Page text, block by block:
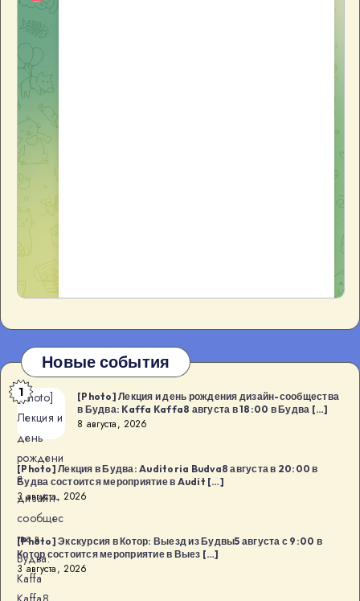
Новые события
[Photo]
Лекция и
день
рождени
я
дизайн-
сообщес
тва в
Будва:
Kaffa
1
[Photo] Лекция и день рождения дизайн-сообщества
в Будва: Kaffa Kaffa8 августа в 18:00 в Будва […]
8 августа, 2026
[Photo] Лекция в Будва: Auditoria Budva8 августа в 20:00 в
Будва состоится мероприятие в Audit […]
3 августа, 2026
[Photo] Экскурсия в Котор: Выезд из Будвы5 августа с 9:00 в
Котор состоится мероприятие в Выез […]
3 августа, 2026